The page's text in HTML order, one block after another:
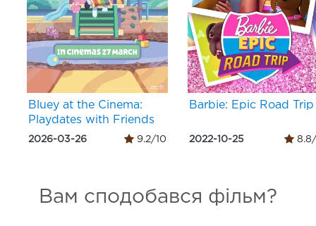
Bluey at the Cinema:
Playdates with Friends
2026-03-26 9.2/10
Barbie: Epic Road Trip
2022-10-25 8.8/
Вам сподобався фільм?